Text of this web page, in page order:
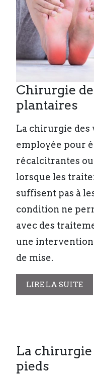
Chirurgie
plantaires
La chirurgie des
employée pour
récalcitrantes
lorsque les
suffisent pas à
condition ne
avec des
une
de mise.
LIRE LA SUITE
La chirurgie
pieds